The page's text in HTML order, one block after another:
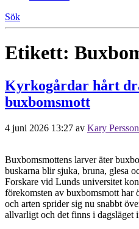
Sök
Etikett:
Kyrkogårdar hårt
buxbomsmott
4 juni 2026 13:27 av Kary Persson
Buxbomsmottens larver äter
buskarna blir sjuka, bruna, glesa
Forskare vid Lunds universitet
förekomsten av buxbomsmott har
och arten sprider sig nu snabbt
allvarligt och det finns i